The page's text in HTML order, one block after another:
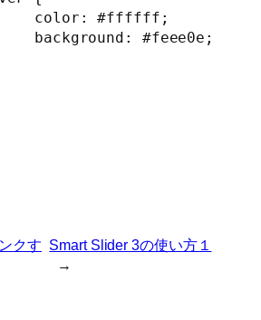
color : #ffffff ;
background : #feee0e ;
クす Smart Slider 3の使い方１
→